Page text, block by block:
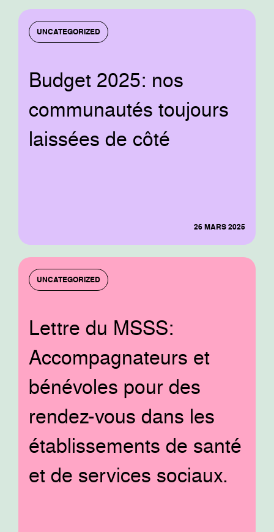
UNCATEGORIZED
Budget 2025: nos
communautés toujours
laissées de côté
26 MARS 2025
UNCATEGORIZED
Lettre du MSSS:
Accompagnateurs et
bénévoles pour des
rendez-vous dans les
établissements de santé
et de services sociaux.